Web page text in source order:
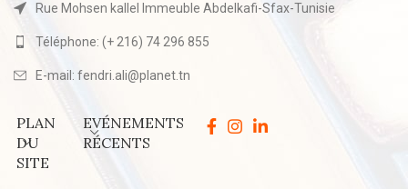
Rue Mohsen kallel Immeuble Abdelkafi-Sfax-Tunisie
Téléphone: (+ 216) 74 296 855
E-mail: fendri.ali@planet.tn
PLAN
DU
SITE
EVÉNEMENTS
RÉCENTS